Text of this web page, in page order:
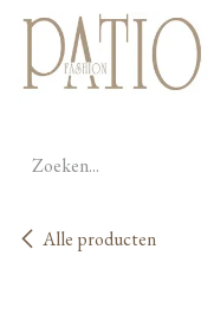
Overslaan naar inhoud
Alle producten